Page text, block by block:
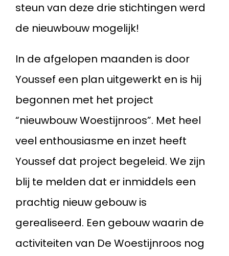
steun van deze drie stichtingen werd
de nieuwbouw mogelijk!
In de afgelopen maanden is door
Youssef een plan uitgewerkt en is hij
begonnen met het project
“nieuwbouw Woestijnroos”. Met heel
veel enthousiasme en inzet heeft
Youssef dat project begeleid. We zijn
blij te melden dat er inmiddels een
prachtig nieuw gebouw is
gerealiseerd. Een gebouw waarin de
activiteiten van De Woestijnroos nog